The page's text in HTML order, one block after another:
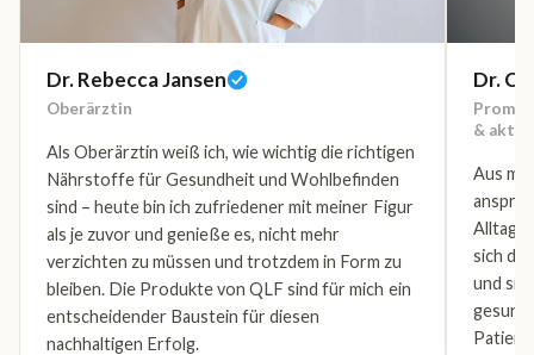
Dr. Rebecca Jansen
Oberärztin
Als Oberärztin weiß ich, wie wichtig die richtigen
Nährstoffe für Gesundheit und Wohlbefinden
sind – heute bin ich zufriedener mit meiner Figur
als je zuvor und genieße es, nicht mehr
verzichten zu müssen und trotzdem in Form zu
bleiben. Die Produkte von QLF sind für mich ein
entscheidender Baustein für diesen
nachhaltigen Erfolg.
Dr.
&
Aus
Alltag
sich
und